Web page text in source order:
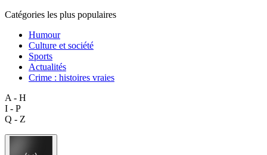
Catégories les plus populaires
Humour
Culture et société
Sports
Actualités
Crime : histoires vraies
A - H
I - P
Q - Z